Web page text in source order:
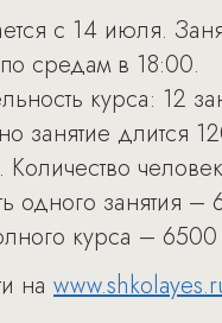
с 14 июля.
средам в 18:00.
курса: 12
занятие длится
одного занятия
курса –
на